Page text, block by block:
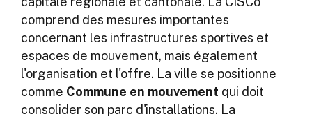
comprend des mesures importantes
concernant les infrastructures sportives et
espaces de mouvement, mais également
l'organisation et l'offre. La ville se positionne
comme Commune en mouvement qui doit
consolider son parc d'installations. La